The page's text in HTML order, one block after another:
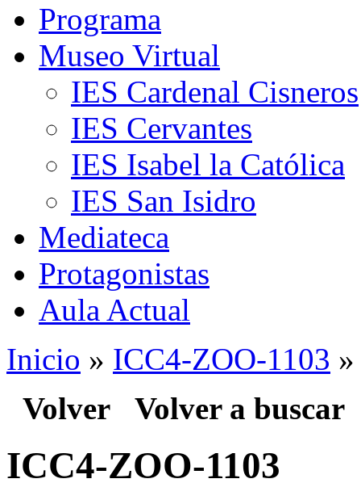
Programa
Museo Virtual
IES Cardenal Cisneros
IES Cervantes
IES Isabel la Católica
IES San Isidro
Mediateca
Protagonistas
Aula Actual
Inicio » ICC4-ZOO-1103
Volver Volver a buscar
ICC4-ZOO-1103